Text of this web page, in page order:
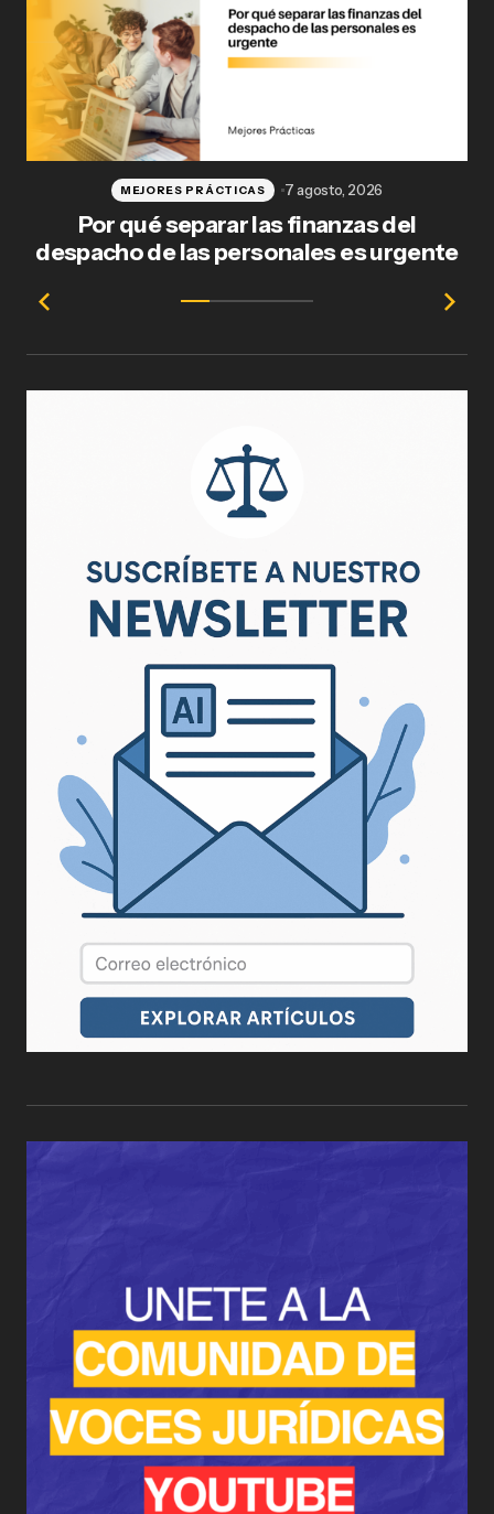
Por qué separar las finanzas del
despacho de las personales es urgente
MEJORES PRÁCTICAS 7 agosto, 2026